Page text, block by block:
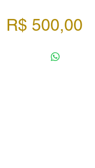
R$ 500,00